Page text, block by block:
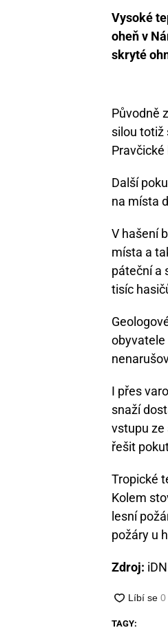
Vysoké
oheň v
skryté
Původně
silou totiž
Pravčické
Další
na místa
V hašení
místa a
páteční a
tisíc
obyvatele
I přes
snaží
vstupu ze
řešit
Tropické
Kolem
lesní
požáry u
Zdroj:
TAGY: